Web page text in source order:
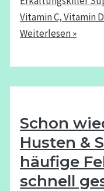
Vitamin C, Vitamin
Weiterlesen »
Schon
Husten &
häufige
schnell